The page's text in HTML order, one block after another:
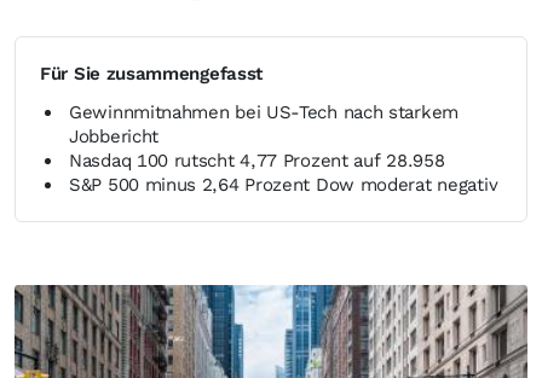
Für Sie zusammengefasst
Gewinnmitnahmen bei US-Tech nach starkem
Jobbericht
Nasdaq 100 rutscht 4,77 Prozent auf 28.958
S&P 500 minus 2,64 Prozent Dow moderat negativ